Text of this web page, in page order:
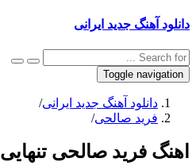
جدید ایرانی
Toggle
آهنگ جدید ایرانی/
صالحی/
صالحی تنهایی